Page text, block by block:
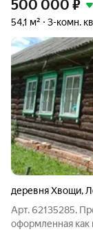
500 000 ₽
54,1 м² 3-комн.
деревня Хвощи,
Арт. 62135285.
оформленная как